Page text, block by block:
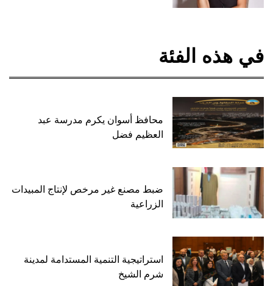
في هذه الفئة
محافظ أسوان يكرم مدرسة عبد
العظيم فضل
ضبط مصنع غير مرخص لإنتاج المبيدات
الزراعية
استراتيجية التنمية المستدامة لمدينة
شرم الشيخ